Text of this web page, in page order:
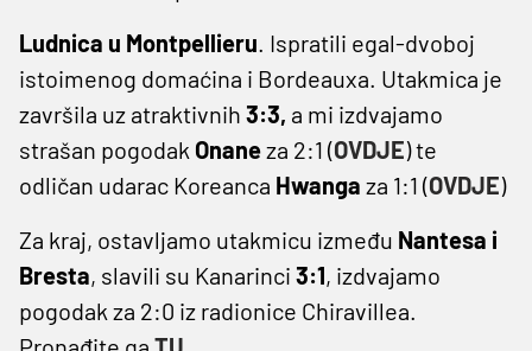
Ludnica u Montpellieru. Ispratili egal-dvoboj
istoimenog domaćina i Bordeauxa. Utakmica je
završila uz atraktivnih 3:3, a mi izdvajamo
strašan pogodak Onaneza 2:1 (OVDJE) te
odličan udarac Koreanca Hwanga za 1:1 (OVDJE)
Za kraj, ostavljamo utakmicu između Nantesa i
Bresta, slavili su Kanarinci 3:1, izdvajamo
pogodak za 2:0 iz radionice Chiravillea.